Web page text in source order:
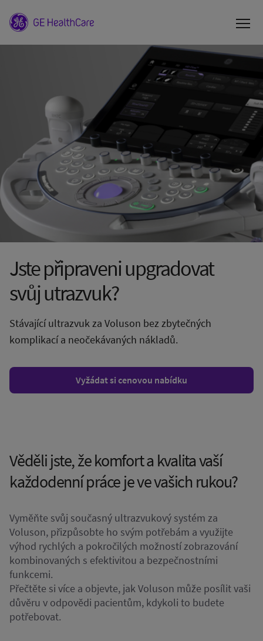
Jste připraveni upgradovat
svůj utrazvuk?
Stávající ultrazvuk za Voluson bez zbytečných
komplikací a neočekávaných nákladů.
Vyžádat si cenovou nabídku
Věděli jste, že komfort a kvalita vaší
každodenní práce je ve vašich rukou?
Vyměňte svůj současný ultrazvukový systém za
Voluson, přizpůsobte ho svým potřebám a využijte
výhod rychlých a pokročilých možností zobrazování
kombinovaných s efektivitou a bezpečnostními
funkcemi.
Přečtěte si více a objevte, jak Voluson může posílit vaši
důvěru v odpovědi pacientům, kdykoli to budete
potřebovat.